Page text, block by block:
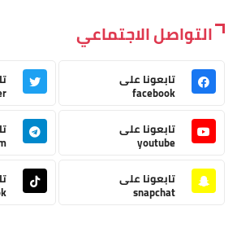
التواصل الاجتماعي
تابعونا على
facebook
تابعونا على
youtube
تابعونا على
snapchat